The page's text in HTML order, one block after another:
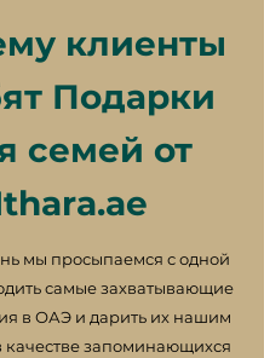
клиенты
Подарки
семей от
мы просыпаемся с одной
самые захватывающие
в ОАЭ и дарить их нашим
качестве запоминающихся